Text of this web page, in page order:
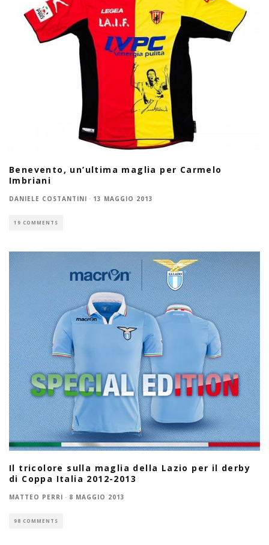
Benevento, un’ultima maglia per Carmelo
Imbriani
DANIELE COSTANTINI · 13 MAGGIO 2013
19 COMMENTS
Il tricolore sulla maglia della Lazio per il derby
di Coppa Italia 2012-2013
MATTEO PERRI · 8 MAGGIO 2013
98 COMMENTS